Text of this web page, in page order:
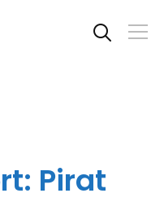
Info
Pirat